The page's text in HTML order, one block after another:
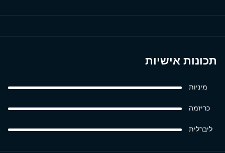
תכונות אישיות
מיניות
כריזמה
ליברלית